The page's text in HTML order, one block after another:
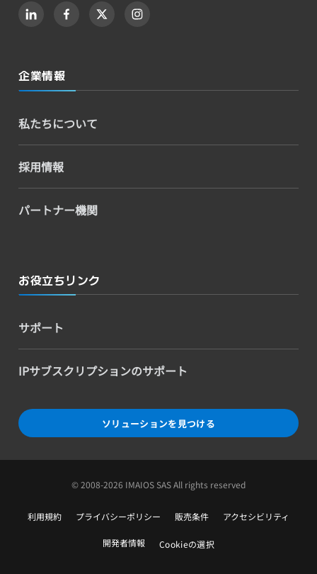
企業情報
私たちについて
採用情報
パートナー機関
お役立ちリンク
サポート
IPサブスクリプションのサポート
ソリューションを見つける
© 2008-2026 IMAIOS SAS All rights reserved
利用規約 プライバシーポリシー 販売条件 アクセシビリティ
開発者情報 Cookieの選択